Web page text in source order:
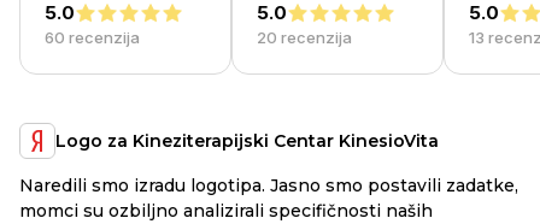
5.0
60 recenzija
5.0
20 recenzija
5.0
13
Logo za Kineziterapijski Centar KinesioVita
Naredili smo izradu logotipa. Jasno smo postavili zadatke,
momci su ozbiljno analizirali specifičnosti naših